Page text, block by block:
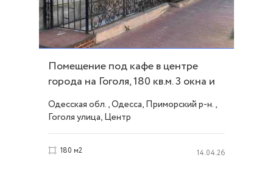
Помещение под кафе в центре
города на Гоголя, 180 кв.м. 3 окна и
вход ID 6887
Одесская обл., Одесса, Приморский р-н.,
Гоголя улица, Центр
180 м2 14.04.26